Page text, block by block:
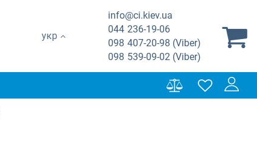
укр
info@ci.kiev.ua
044 236-19-06
098 407-20-98 (Viber)
098 539-09-02 (Viber)